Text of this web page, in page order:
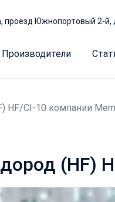
проезд Южнопортовый 2-й,
Производители
HF/CI-10 компании
(HF)